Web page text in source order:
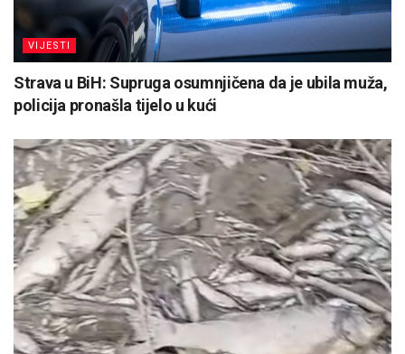
VIJESTI
Strava u BiH: Supruga osumnjičena da je ubila muža,
policija pronašla tijelo u kući